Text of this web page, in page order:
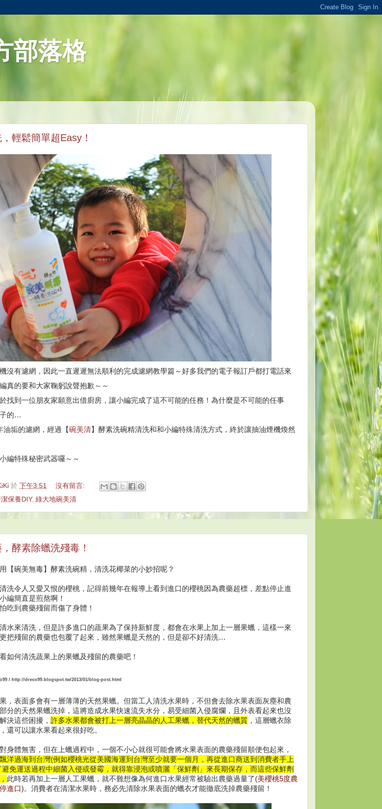
部落格
輕鬆簡單超Easy！
沒有濾網，因此一直遲遲無法順利的完成濾網教學篇～好多我們的電子報訂戶都打電話來
真的要和大家鞠躬說聲抱歉～～
找到一位朋友家願意出借廚房，讓小編完成了這不可能的任務！為什麼是不可能的任事
的…
油垢的濾網，經過【碗美清】酵素洗碗精清洗和和小編特殊清洗方式，終於讓抽油煙機煥然
編特殊秘密武器囉～～
於 下午3:51
沒有留言:
保養DIY, 綠大地碗美清
酵素除蠟洗殘毒！
【碗美無毒】酵素洗碗精，清洗花椰菜的小妙招呢？
洗令人又愛又恨的櫻桃，記得前幾年在報導上看到進口的櫻桃因為農藥超標，差點停止進
編簡直是煎熬啊！
吃到農藥殘留而傷了身體！
水來清洗，但是許多進口的蔬果為了保持新鮮度，都會在水果上加上一層果蠟，這樣一來
把殘留的農藥也包覆了起來，雖然果蠟是天然的，但是卻不好清洗…
如何清洗蔬果上的果蠟及殘留的農藥吧！
o99 / http://dreco99.blogspot.tw/2013/01/blog-post.html
，表面多會有一層薄薄的天然果蠟。但當工人清洗水果時，不但會去除水果表面灰塵和農
分的天然果蠟洗掉，這將造成水果快速流失水分，易受細菌入侵腐爛，且外表看起來也沒
決這些困擾， 許多水果都會被打上一層亮晶晶的人工果蠟，替代天然的蠟質 ，這層蠟衣除
還可以讓水果看起來很好吃。
身體無害，但在上蠟過程中，一個不小心就很可能會將水果表面的農藥殘留順便包起來，
洋過海到台灣(例如櫻桃光從美國海運到台灣至少就要一個月 ，再從進口商送到消費者手上
避免運送過程中細菌入侵或發霉，就得靠浸泡或噴灑「保鮮劑」來長期保存，而這些保鮮劑
此時若再加上一層人工果蠟，就不難想像為何進口水果經常被驗出農藥過量了(美櫻桃5度農
進口)。消費者在清潔水果時，務必先清除水果表面的蠟衣才能徹底洗掉農藥殘留！